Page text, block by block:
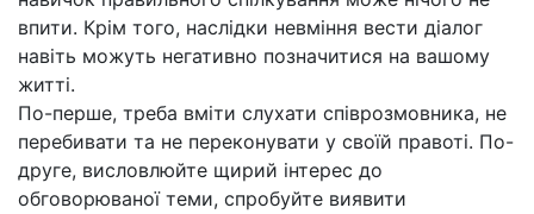
впити. Крім того, наслідки невміння вести діалог
навіть можуть негативно позначитися на вашому
житті.
По-перше, треба вміти слухати співрозмовника, не
перебивати та не переконувати у своїй правоті. По-
друге, висловлюйте щирий інтерес до
обговорюваної теми, спробуйте виявити